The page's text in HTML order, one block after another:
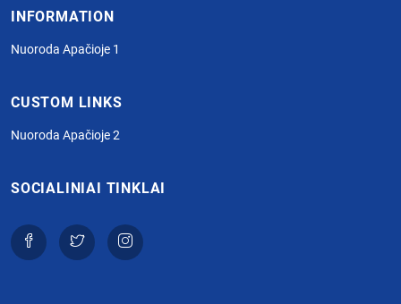
INFORMATION
Nuoroda Apačioje 1
CUSTOM LINKS
Nuoroda Apačioje 2
SOCIALINIAI TINKLAI